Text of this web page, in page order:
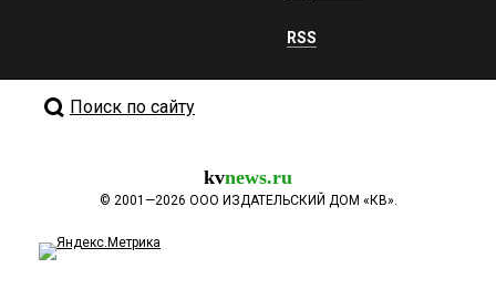
RSS
Поиск по сайту
kvnews.ru
© 2001—2026 ООО ИЗДАТЕЛЬСКИЙ ДОМ «КВ».